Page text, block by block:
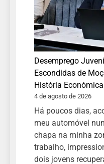
Desemprego
Escondidas de
História Económica
4 de agosto de 2026
Há poucos dias,
meu automóvel
chapa na minha
trabalho,
dois jovens